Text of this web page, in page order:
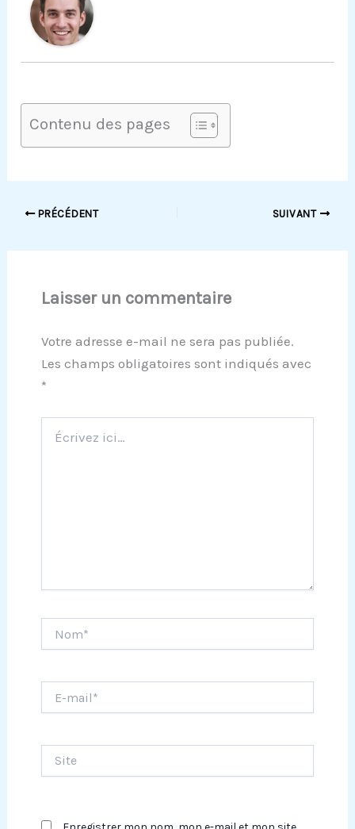
Contenu des pages
PRÉCÉDENT SUIVANT
Laisser un commentaire
Votre adresse e-mail ne sera pas publiée.
Les champs obligatoires sont indiqués avec
*
ici…
mail*